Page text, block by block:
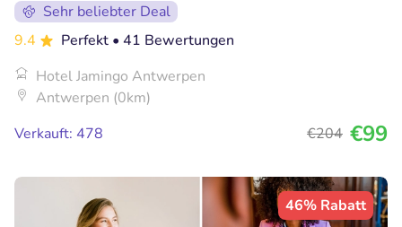
Sehr beliebter Deal
9.4
Perfekt • 41 Bewertungen
Hotel Jamingo Antwerpen
Antwerpen (0km)
Verkauft: 478
€204 €99
46% Rabatt